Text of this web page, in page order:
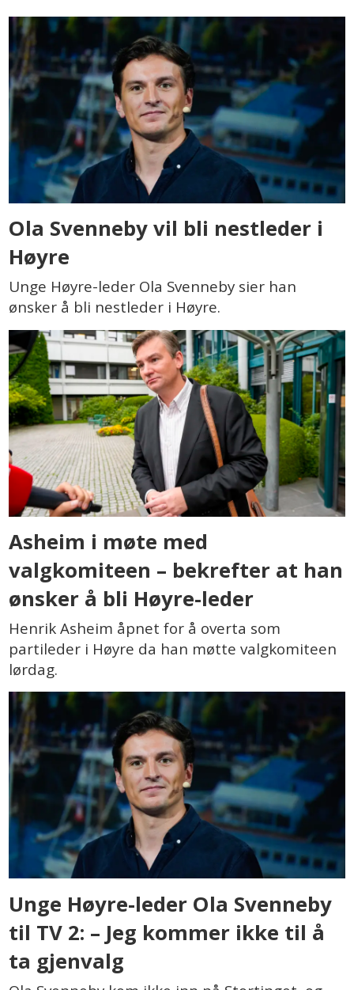
Ola Svenneby vil bli nestleder i
Høyre
Unge Høyre-leder Ola Svenneby sier han
ønsker å bli nestleder i Høyre.
Asheim i møte med
valgkomiteen – bekrefter at han
ønsker å bli Høyre-leder
Henrik Asheim åpnet for å overta som
partileder i Høyre da han møtte valgkomiteen
lørdag.
Unge Høyre-leder Ola Svenneby
til TV 2: – Jeg kommer ikke til å
ta gjenvalg